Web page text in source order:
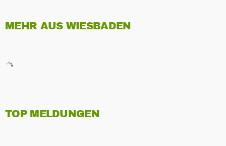
MEHR AUS WIESBADEN
TOP MELDUNGEN